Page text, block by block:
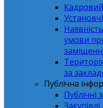
Кадровий
умови
за
Публічна
Публічні
Закупівлі